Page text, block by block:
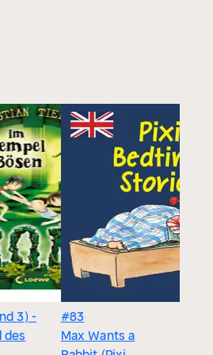
3) -
des
#83
Max Wants a